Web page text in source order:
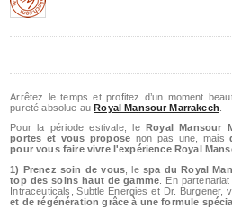
Arrêtez le temps et profitez d’un moment
pureté absolue auRoyal Mansour Marrakech
Pour la période estivale, le
Royal Mansour
portes et vous propose non pas une, mais
pour vous faire vivre l'expérience Royal
1) Prenez soin de vous , le spa du Royal
top des soins haut de gamme . En
Intraceuticals, Subtle Energies et Dr. Burgener,
et de régénération grâce à une formule